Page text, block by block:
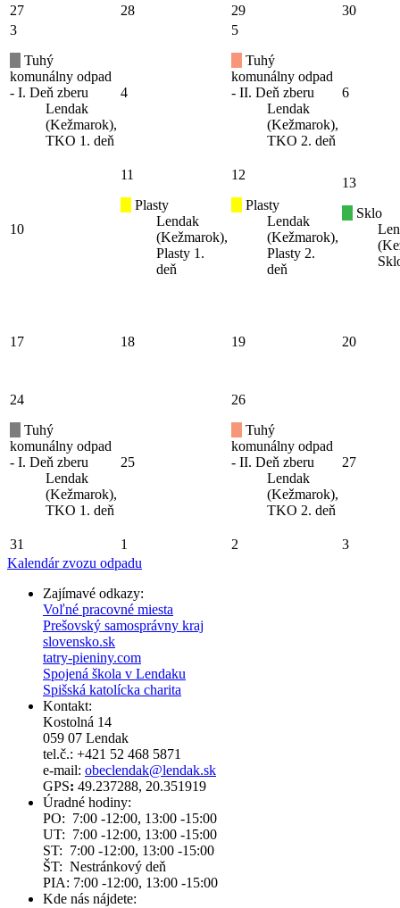
27
28 29
30
3
Tuhý
komunálny odpad
- I. Deň zberu
Lendak
(Kežmarok),
TKO 1. deň
4
5
Tuhý
komunálny odpad
- II. Deň zberu
Lendak
(Kežmarok),
TKO 2. deň
6
10
11
Plasty
Lendak
(Kežmarok),
Plasty 1.
deň
12
Plasty
Lendak
(Kežmarok),
Plasty 2.
deň
13
Sklo
17 18 19 20
24
Tuhý
komunálny odpad
- I. Deň zberu
Lendak
(Kežmarok),
TKO 1. deň
25
26
Tuhý
komunálny odpad
- II. Deň zberu
Lendak
(Kežmarok),
TKO 2. deň
27
31 1 2
3
Kalendár zvozu odpadu
Zajímavé odkazy:
Voľné pracovné miesta
Prešovský samosprávny kraj
slovensko.sk
tatry-pieniny.com
Spojená škola v Lendaku
Spišská katolícka charita
Kontakt:
Kostolná 14
059 07 Lendak
tel.č.: +421 52 468 5871
e-mail: obeclendak@lendak.sk
GPS: 49.237288, 20.351919
Úradné hodiny:
PO: 7:00 -12:00, 13:00 -15:00
UT: 7:00 -12:00, 13:00 -15:00
ST: 7:00 -12:00, 13:00 -15:00
ŠT: Nestránkový deň
PIA: 7:00 -12:00, 13:00 -15:00
Kde nás nájdete: